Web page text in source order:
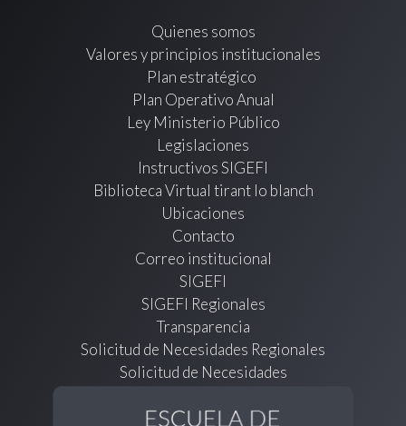
Quienes somos
Valores y principios institucionales
Plan estratégico
Plan Operativo Anual
Ley Ministerio Público
Legislaciones
Instructivos SIGEFI
Biblioteca Virtual tirant lo blanch
Ubicaciones
Contacto
Correo institucional
SIGEFI
SIGEFI Regionales
Transparencia
Solicitud de Necesidades Regionales
Solicitud de Necesidades